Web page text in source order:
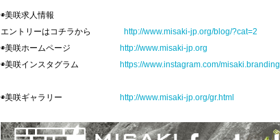
◉美咲求人情報
エントリーはコチラから
http://www.misaki-jp.org/blog/?cat=2
◉美咲ホームページ http://www.misaki-jp.org
◉美咲インスタグラム https://www.instagram.com/misaki.branding
◉美咲ギャラリー http://www.misaki-jp.org/gr.html